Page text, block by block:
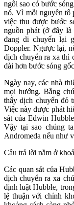
ngôi sao có bước
nó. Vì mỗi nguyên tố
việc thu được bước
nguồn phát (ở đây là
đang di chuyển lại
Doppler. Ngược lại,
dịch chuyển ra xa thì
dài hơn bước sóng
Ngày nay, các nhà
mọi hướng. Bằng
thấy dịch chuyển đỏ
Việc này được phát
sát của Edwin
Vậy tại sao chúng
Andromeda nếu như
Câu trả lời nằm ở
Các quan sát của
dịch chuyển ra xa
định luật Hubble,
lệ thuận với chính